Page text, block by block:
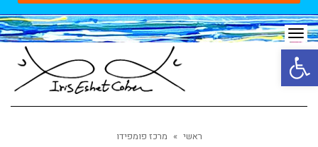
ראשי » מרכז פומפידו